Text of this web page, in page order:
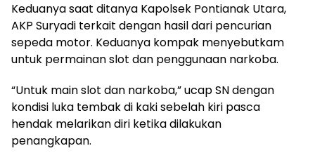
Keduanya saat ditanya Kapolsek Pontianak Utara,
AKP Suryadi terkait dengan hasil dari pencurian
sepeda motor. Keduanya kompak menyebutkam
untuk permainan slot dan penggunaan narkoba.
“Untuk main slot dan narkoba,” ucap SN dengan
kondisi luka tembak di kaki sebelah kiri pasca
hendak melarikan diri ketika dilakukan
penangkapan.